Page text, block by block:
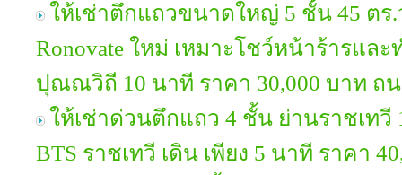
ให้เช่าตึกแถวขนาดใหญ่ 5 ชั้น 45 ตร.
Ronovate ใหม่ เหมาะโชว์หน้าร้ารแล
ปุณณวิถี 10 นาที ราคา 30,000 บาท ถ
ให้เช่าด่วนตึกแถว 4 ชั้น ย่านราชเทวี
BTS ราชเทวี เดิน เพียง 5 นาที ราคา